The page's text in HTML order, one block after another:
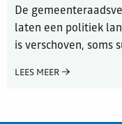
De
laten een politiek
is verschoven, soms
LEES MEER